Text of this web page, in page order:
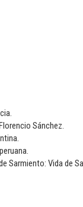
Sánchez.
Sarmiento: Vida de